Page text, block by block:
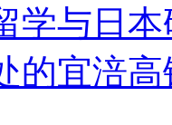
学与日
的宜涪